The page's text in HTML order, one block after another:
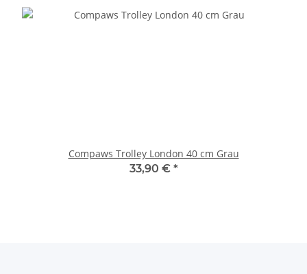
Compaws Trolley London 40 cm Grau
33,90 € *